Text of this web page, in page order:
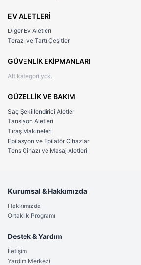
EV ALETLERİ
Diğer Ev Aletleri
Terazi ve Tartı Çeşitleri
GÜVENLİK EKİPMANLARI
Alt kategori yok.
GÜZELLİK VE BAKIM
Saç Şekillendirici Aletler
Tansiyon Aletleri
Tıraş Makineleri
Epilasyon ve Epilatör Cihazları
Tens Cihazı ve Masaj Aletleri
Kurumsal & Hakkımızda
Hakkımızda
Ortaklık Programı
Destek & Yardım
İletişim
Yardım Merkezi